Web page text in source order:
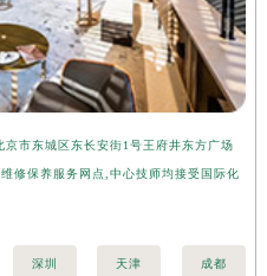
市东城区东长安街1号王府井东方广场
修保养服务网点,中心技师均接受国际化
深圳 天津 成都